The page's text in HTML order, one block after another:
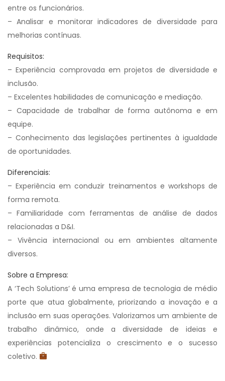
entre os funcionários.
– Analisar e monitorar indicadores de diversidade para
melhorias contínuas.
Requisitos:
– Experiência comprovada em projetos de diversidade e
inclusão.
– Excelentes habilidades de comunicação e mediação.
– Capacidade de trabalhar de forma autônoma e em
equipe.
– Conhecimento das legislações pertinentes à igualdade
de oportunidades.
Diferenciais:
– Experiência em conduzir treinamentos e workshops de
forma remota.
– Familiaridade com ferramentas de análise de dados
relacionadas a D&I.
– Vivência internacional ou em ambientes altamente
diversos.
Sobre a Empresa:
A ‘Tech Solutions’ é uma empresa de tecnologia de médio
porte que atua globalmente, priorizando a inovação e a
inclusão em suas operações. Valorizamos um ambiente de
trabalho dinâmico, onde a diversidade de ideias e
experiências potencializa o crescimento e o sucesso
coletivo.